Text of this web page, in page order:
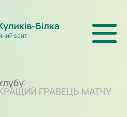
Білка
сайт
ГРАВЕЦЬ МАТЧУ